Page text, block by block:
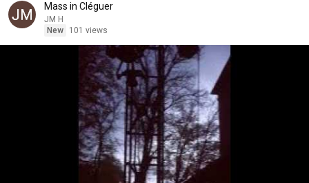
Mass in Cléguer
JM H
New
101 views